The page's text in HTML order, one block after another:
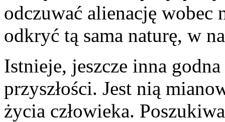
odczuwać alienację wobec
odkryć tą sama naturę, w
Istnieje, jeszcze inna
przyszłości. Jest nią
życia człowieka.